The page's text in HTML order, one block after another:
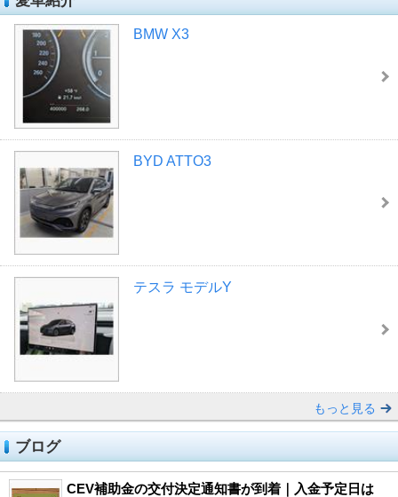
BMW X3
BYD ATTO3
テスラ モデルY
もっと見る
ブログ
CEV補助金の交付決定通知書が到着｜入金予定日は